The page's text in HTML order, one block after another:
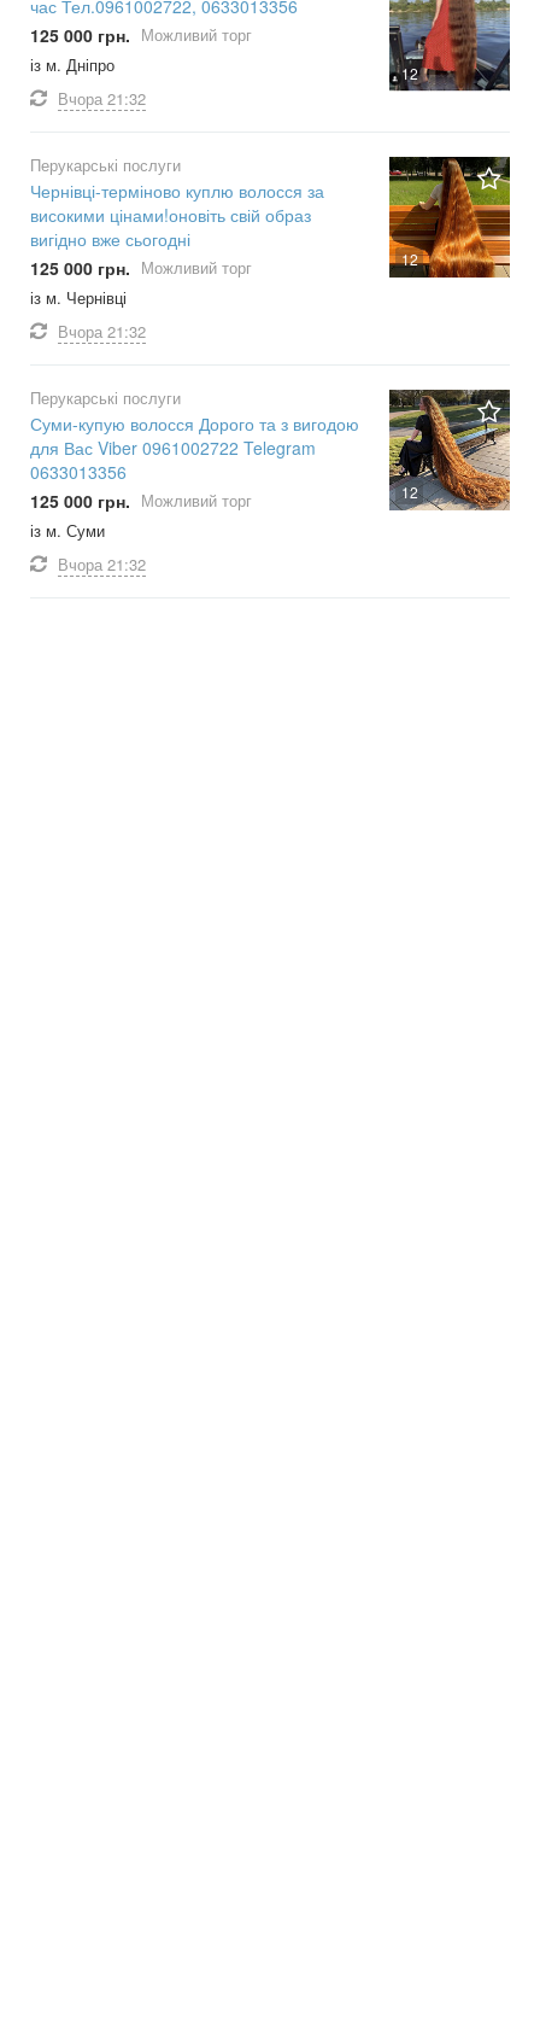
12
час Тел.0961002722, 0633013356
125 000 грн. Можливий торг
із м. Дніпро
Вчора 21:32
12
Перукарські послуги
Чернівці-терміново куплю волосся за
високими цінами!оновіть свій образ
вигідно вже сьогодні
125 000 грн. Можливий торг
із м. Чернівці
Вчора 21:32
12
Перукарські послуги
Суми-купую волосся Дорого та з вигодою
для Вас Viber 0961002722 Telegram
0633013356
125 000 грн. Можливий торг
із м. Суми
Вчора 21:32